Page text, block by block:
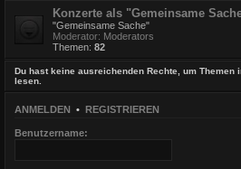
Konzerte als "Gemeinsame
"Gemeinsame Sache"
Moderator: Moderators
Themen: 82
Du hast keine ausreichenden Rechte, um Themen
lesen.
ANMELDEN • REGISTRIEREN
Benutzername: